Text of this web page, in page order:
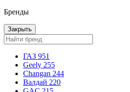
Бренды
Закрыть
ГАЗ 951
Geely 255
Changan 244
Валдай 220